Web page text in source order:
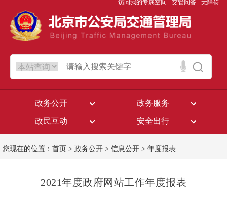
访问我的专属空间 交管问答 无障碍
政务公开 政务服务
政民互动 安全出行
您现在的位置： 首页 > 政务公开 > 信息公开 > 年度报表
2021年度政府网站工作年度报表